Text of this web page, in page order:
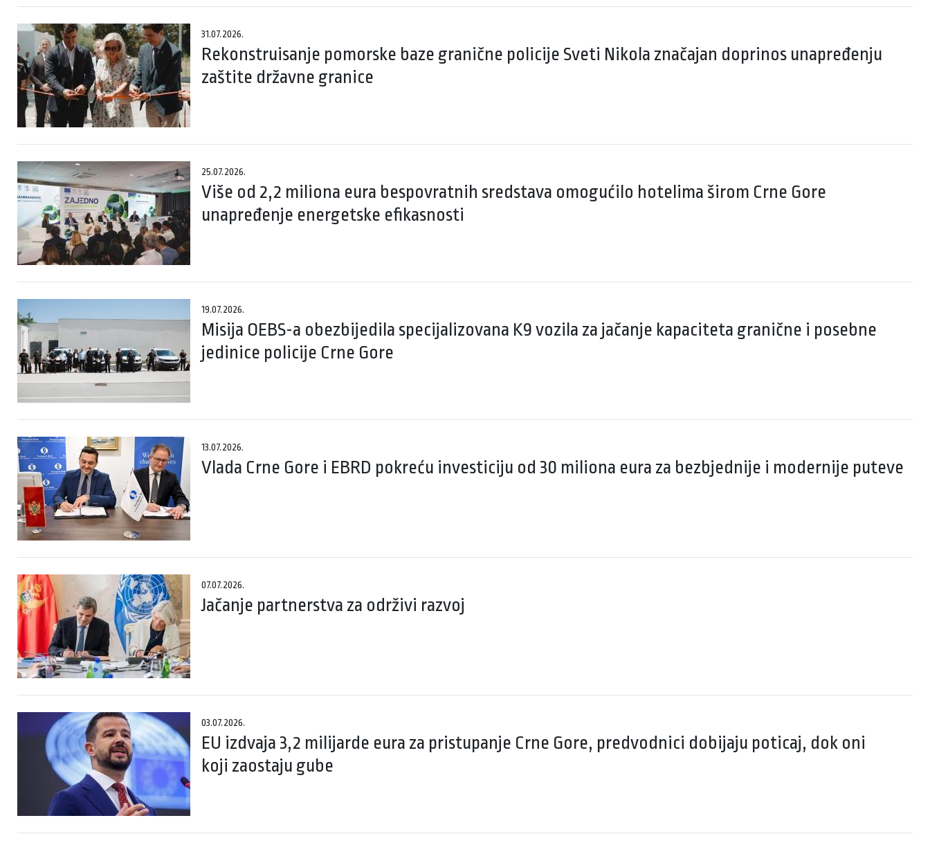
31.07.2026.
Rekonstruisanje pomorske baze granične policije Sveti Nikola značajan doprinos unapređenju
zaštite državne granice
25.07.2026.
Više od 2,2 miliona eura bespovratnih sredstava omogućilo hotelima širom Crne Gore
unapređenje energetske efikasnosti
19.07.2026.
Misija OEBS-a obezbijedila specijalizovana K9 vozila za jačanje kapaciteta granične i posebne
jedinice policije Crne Gore
13.07.2026.
Vlada Crne Gore i EBRD pokreću investiciju od 30 miliona eura za bezbjednije i modernije puteve
07.07.2026.
Jačanje partnerstva za održivi razvoj
03.07.2026.
EU izdvaja 3,2 milijarde eura za pristupanje Crne Gore, predvodnici dobijaju poticaj, dok oni
koji zaostaju gube